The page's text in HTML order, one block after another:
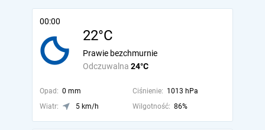
00:00
22°C
Odczuwalna 24°C
Prawie bezchmurnie
Opad: 0 mm Ciśnienie: 1013 hPa
Wiatr:
5 km/h Wilgotność: 86%